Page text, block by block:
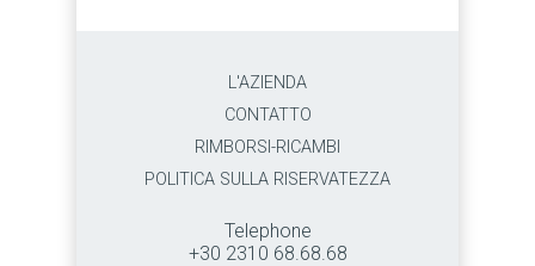
L'AZIENDA
CONTATTO
RIMBORSI-RICAMBI
POLITICA SULLA RISERVATEZZA
Telephone
+30 2310 68.68.68